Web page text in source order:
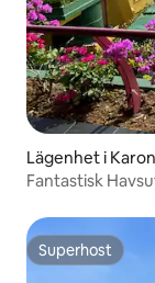
Lägenhet i Karon
Fantastisk
Superhost
Superhost